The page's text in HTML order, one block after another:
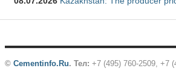
© Cementinfo.Ru. Тел: +7 (495) 760-2509, +7